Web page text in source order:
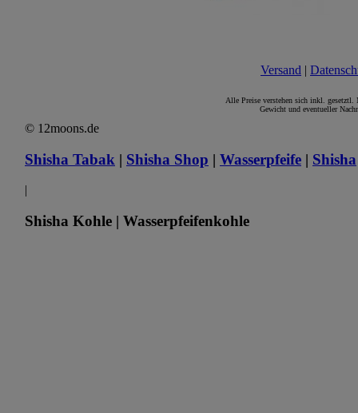
Versand |
Alle Preise verstehen sich inkl.
Gewicht und eventueller
© 12moons.de
Shisha Tabak | Shisha Shop | Wasserpfeife | Shisha
|
Shisha Kohle | Wasserpfeifenkohle